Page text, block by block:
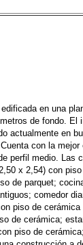
en una
de fondo. El
actualmente en
con la
perfil medio. Las
x 2,54) con
de parquet;
comedor
piso de
de cerámica;
piso de